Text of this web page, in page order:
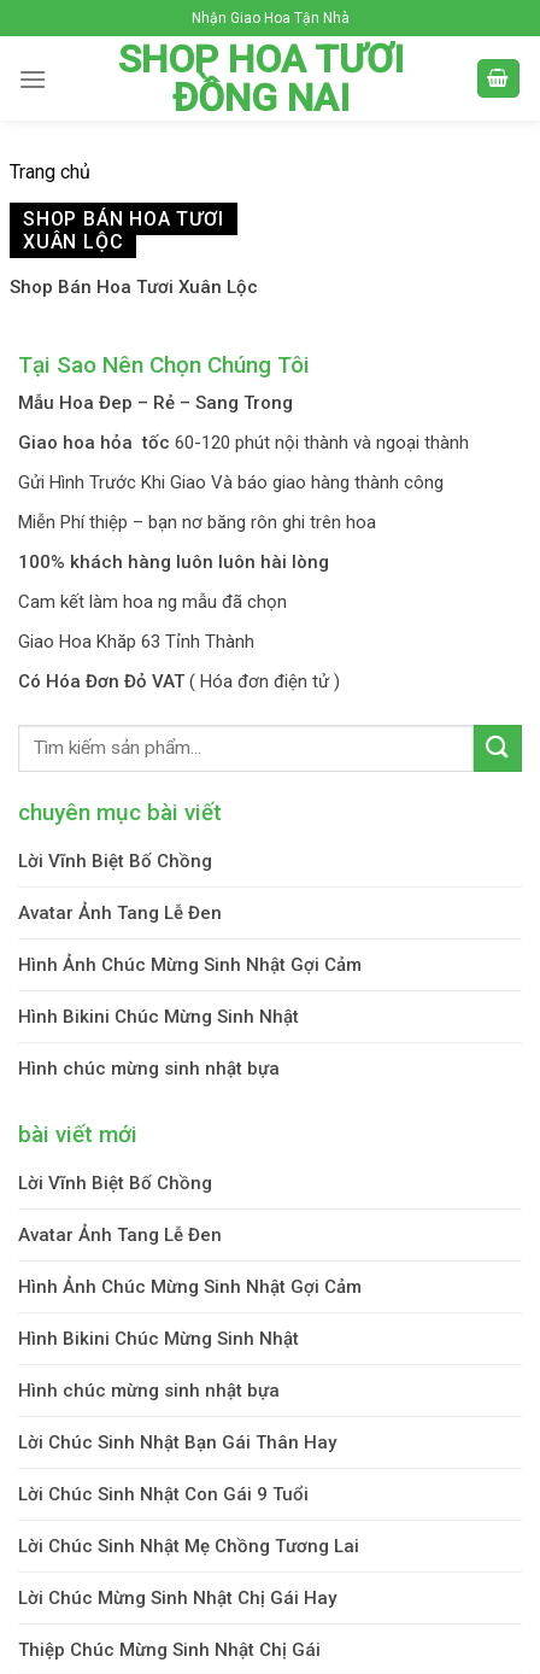
to
content
Nhận Giao Hoa Tận Nhà
SHOP HOA TƯƠI
ĐỒNG NAI
Trang chủ
SHOP BÁN HOA TƯƠI
XUÂN LỘC
Shop Bán Hoa Tươi Xuân Lộc
Tại Sao Nên Chọn Chúng Tôi
Mẫu Hoa Đep – Rẻ – Sang Trong
Giao hoa hỏa tốc 60-120 phút nội thành và ngoại thành
Gửi Hình Trước Khi Giao Và báo giao hàng thành công
Miễn Phí thiệp – bạn nơ băng rôn ghi trên hoa
100% khách hàng luôn luôn hài lòng
Cam kết làm hoa ng mẫu đã chọn
Giao Hoa Khăp 63 Tỉnh Thành
Có Hóa Đơn Đỏ VAT ( Hóa đơn điện tử )
chuyên mục bài viết
Lời Vĩnh Biệt Bố Chồng
Avatar Ảnh Tang Lễ Đen
Hình Ảnh Chúc Mừng Sinh Nhật Gợi Cảm
Hình Bikini Chúc Mừng Sinh Nhật
Hình chúc mừng sinh nhật bựa
bài viết mới
Lời Vĩnh Biệt Bố Chồng
Avatar Ảnh Tang Lễ Đen
Hình Ảnh Chúc Mừng Sinh Nhật Gợi Cảm
Hình Bikini Chúc Mừng Sinh Nhật
Hình chúc mừng sinh nhật bựa
Lời Chúc Sinh Nhật Bạn Gái Thân Hay
Lời Chúc Sinh Nhật Con Gái 9 Tuổi
Lời Chúc Sinh Nhật Mẹ Chồng Tương Lai
Lời Chúc Mừng Sinh Nhật Chị Gái Hay
Thiệp Chúc Mừng Sinh Nhật Chị Gái